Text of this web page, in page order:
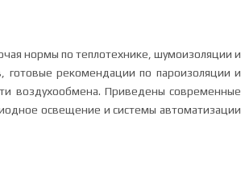
нормы по теплотехнике, шумоизоляции и
готовые рекомендации по пароизоляции и
воздухообмена. Приведены современные
освещение и системы автоматизации